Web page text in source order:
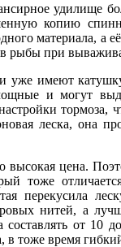
удилище
копию
материала,
рыбы при
уже имеют
и могут
леска, она
высокая цена.
тоже
перекусила
нитей, а
от 10
в тоже время